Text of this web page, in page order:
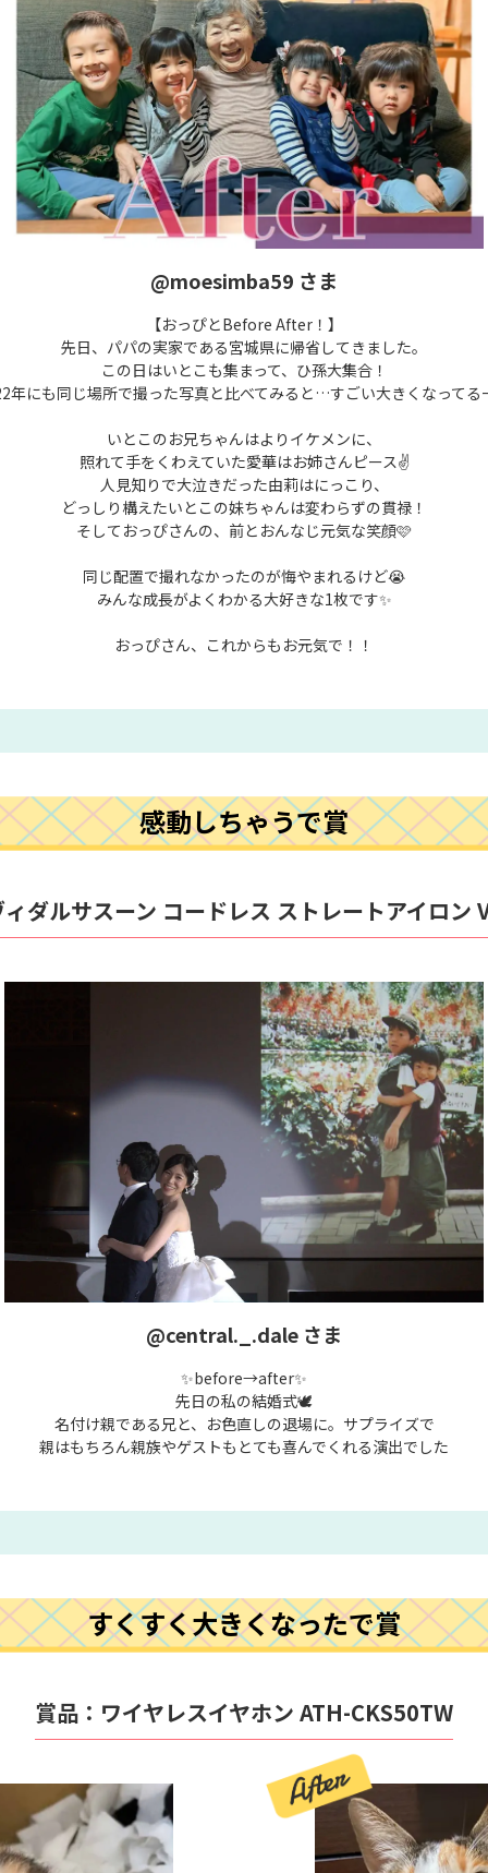
@moesimba59 さま
【おっぴとBefore After！】
先日、パパの実家である宮城県に帰省してきました。
この日はいとこも集まって、ひ孫大集合！
年にも同じ場所で撮った写真と比べてみると…すごい大きくなってる
いとこのお兄ちゃんはよりイケメンに、
照れて手をくわえていた愛華はお姉さんピース✌️
人見知りで大泣きだった由莉はにっこり、
どっしり構えたいとこの妹ちゃんは変わらずの貫禄！
そしておっぴさんの、前とおんなじ元気な笑顔🩷
同じ配置で撮れなかったのが悔やまれるけど😭
みんな成長がよくわかる大好きな1枚です✨
おっぴさん、これからもお元気で！！
感動しちゃうで賞
ダルサスーン コードレス ストレートアイロン
@central._.dale さま
✨before→after✨
先日の私の結婚式🕊️
名付け親である兄と、お色直しの退場に。サプライズで
親はもちろん親族やゲストもとても喜んでくれる演出でした
すくすく大きくなったで賞
賞品： ワイヤレスイヤホン ATH-CKS50TW